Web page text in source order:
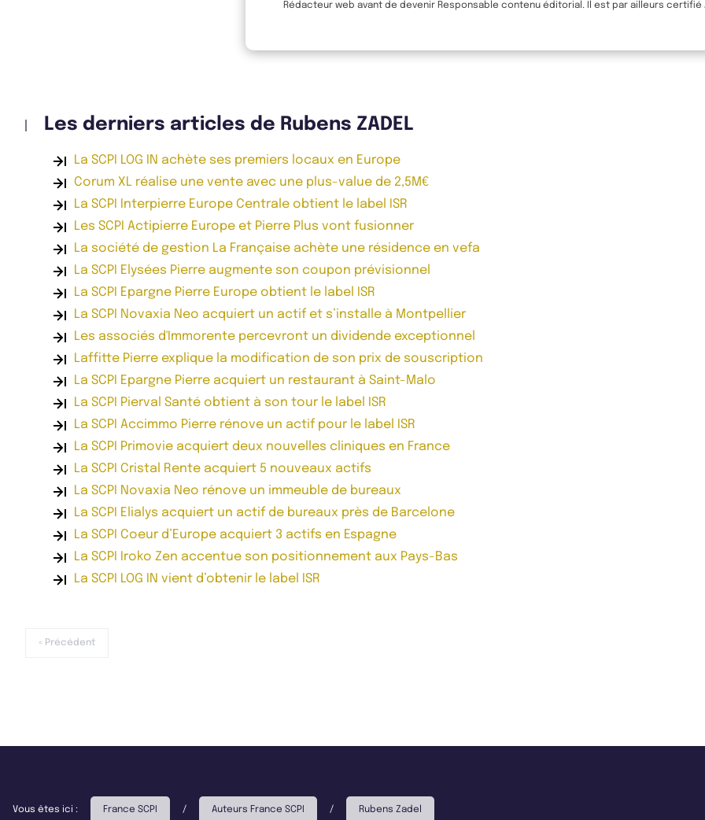
Rédacteur web avant de devenir Responsable contenu éditorial. Il est par ailleurs certifié
Les derniers articles de Rubens ZADEL
La SCPI LOG IN achète ses premiers locaux en Europe
Corum XL réalise une vente avec une plus-value de 2,5M€
La SCPI Interpierre Europe Centrale obtient le label ISR
Les SCPI Actipierre Europe et Pierre Plus vont fusionner
La société de gestion La Française achète une résidence en vefa
La SCPI Elysées Pierre augmente son coupon prévisionnel
La SCPI Epargne Pierre Europe obtient le label ISR
La SCPI Novaxia Neo acquiert un actif et s’installe à Montpellier
Les associés d'Immorente percevront un dividende exceptionnel
Laffitte Pierre explique la modification de son prix de souscription
La SCPI Epargne Pierre acquiert un restaurant à Saint-Malo
La SCPI Pierval Santé obtient à son tour le label ISR
La SCPI Accimmo Pierre rénove un actif pour le label ISR
La SCPI Primovie acquiert deux nouvelles cliniques en France
La SCPI Cristal Rente acquiert 5 nouveaux actifs
La SCPI Novaxia Neo rénove un immeuble de bureaux
La SCPI Elialys acquiert un actif de bureaux près de Barcelone
La SCPI Coeur d’Europe acquiert 3 actifs en Espagne
La SCPI Iroko Zen accentue son positionnement aux Pays-Bas
La SCPI LOG IN vient d’obtenir le label ISR
« Précédent
Vous êtes ici : France SCPI / Auteurs France SCPI / Rubens Zadel